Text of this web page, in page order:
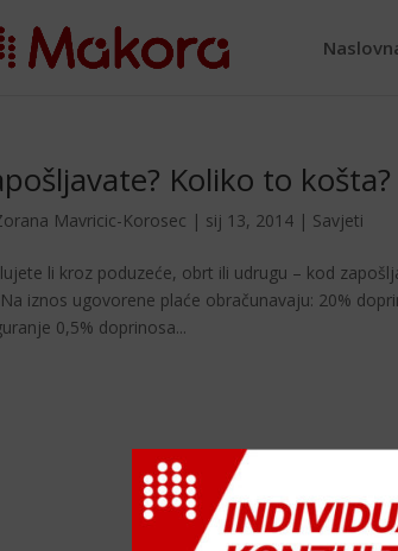
Koliko to košta?
Mavricic-Korosec | sij 13, 2014| Savjeti
li kroz poduzeće, obrt ili udrugu – kod
iznos ugovorene plaće obračunavaju: 20%
0,5% doprinosa...